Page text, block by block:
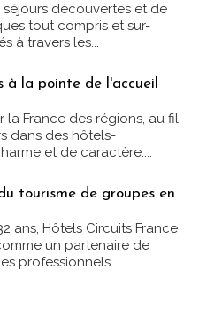
séjours découvertes et de
tout compris et sur-
à travers les...
à la pointe de l'accueil
la France des régions, au fil
dans des hôtels-
et de caractère....
tourisme de groupes en
ans, Hôtels Circuits France
un partenaire de
professionnels...